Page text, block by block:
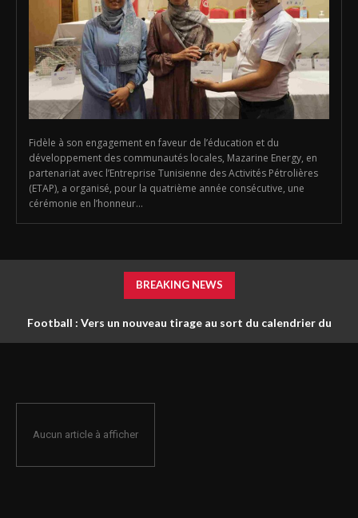
Fidèle à son engagement en faveur de l’éducation et du
développement des communautés locales, Mazarine Energy, en
partenariat avec l’Entreprise Tunisienne des Activités Pétrolières
(ETAP), a organisé, pour la quatrième année consécutive, une
cérémonie en l’honneur...
BREAKING NEWS
Football : Vers un nouveau tirage au sort du calendrier du
Aucun article à afficher